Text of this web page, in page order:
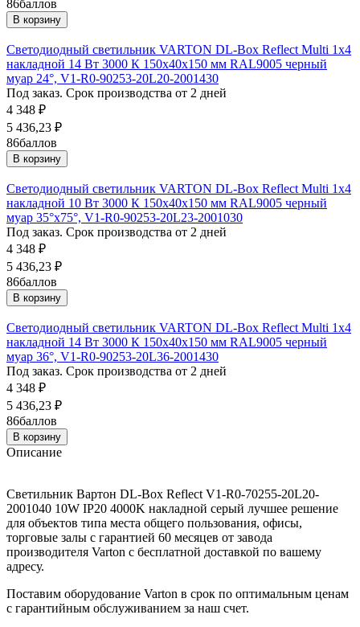
86баллов
В корзину
Светодиодный светильник VARTON DL-Box Reflect Multi 1x4
накладной 14 Вт 3000 К 150х40х150 мм RAL9005 черный
муар 24°, V1-R0-90253-20L20-2001430
Под заказ. Срок производства от 2 дней
4 348 ₽
5 436,23 ₽
86баллов
В корзину
Светодиодный светильник VARTON DL-Box Reflect Multi 1x4
накладной 10 Вт 3000 К 150х40х150 мм RAL9005 черный
муар 35°x75°, V1-R0-90253-20L23-2001030
Под заказ. Срок производства от 2 дней
4 348 ₽
5 436,23 ₽
86баллов
В корзину
Светодиодный светильник VARTON DL-Box Reflect Multi 1x4
накладной 14 Вт 3000 К 150х40х150 мм RAL9005 черный
муар 36°, V1-R0-90253-20L36-2001430
Под заказ. Срок производства от 2 дней
4 348 ₽
5 436,23 ₽
86баллов
В корзину
Описание
Светильник Вартон DL-Box Reflect V1-R0-70255-20L20-
2001040 10W IP20 4000K накладной серый лучшее решение
для объектов типа места общего пользования, офисы,
торговые залы с гарантией 60 месяцев от завода
производителя Varton с бесплатной доставкой по вашему
адресу.
Поставим оборудование Varton в срок по оптимальным ценам
с гарантийным обслуживанием за наш счет.